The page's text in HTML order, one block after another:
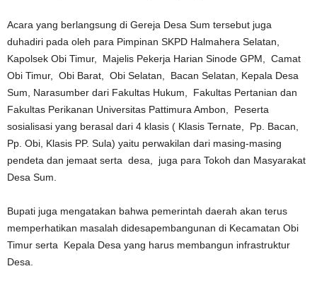
Acara yang berlangsung di Gereja Desa Sum tersebut juga
duhadiri pada oleh para Pimpinan SKPD Halmahera Selatan,
Kapolsek Obi Timur, Majelis Pekerja Harian Sinode GPM, Camat
Obi Timur, Obi Barat, Obi Selatan, Bacan Selatan, Kepala Desa
Sum, Narasumber dari Fakultas Hukum, Fakultas Pertanian dan
Fakultas Perikanan Universitas Pattimura Ambon, Peserta
sosialisasi yang berasal dari 4 klasis ( Klasis Ternate, Pp. Bacan,
Pp. Obi, Klasis PP. Sula) yaitu perwakilan dari masing-masing
pendeta dan jemaat serta desa, juga para Tokoh dan Masyarakat
Desa Sum.
Bupati juga mengatakan bahwa pemerintah daerah akan terus
memperhatikan masalah didesapembangunan di Kecamatan Obi
Timur serta Kepala Desa yang harus membangun infrastruktur
Desa.